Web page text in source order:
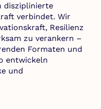
disziplinierte
verbindet. Wir
Resilienz
zu verankern –
Formaten und
entwickeln
und